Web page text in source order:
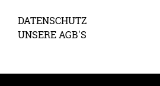
DATENSCHUTZ
UNSERE AGB'S